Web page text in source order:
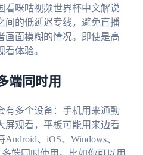
看咪咕视频世界杯中文解说
间的低延迟专线，避免直播
画面模糊的情况。即使是高
体验。
端同时用
有多个设备：手机用来通勤
屏观看，平板可能用来边看
Android、iOS、Windows、